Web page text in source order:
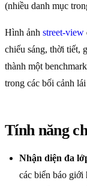
(nhiều danh mục
Hình ảnh street-view
chiếu sáng, thời tiết,
thành một
trong các bối cảnh
Tính năng
Nhận diện đa
các biển báo giới